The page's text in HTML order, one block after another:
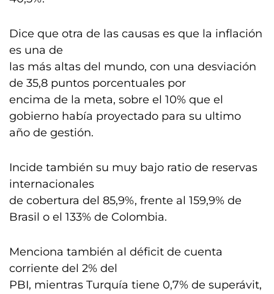
Dice que otra de las causas es que la inflación
es una de
las más altas del mundo, con una desviación
de 35,8 puntos porcentuales por
encima de la meta, sobre el 10% que el
gobierno había proyectado para su ultimo
año de gestión.
Incide también su muy bajo ratio de reservas
internacionales
de cobertura del 85,9%, frente al 159,9% de
Brasil o el 133% de Colombia.
Menciona también al déficit de cuenta
corriente del 2% del
PBI, mientras Turquía tiene 0,7% de superávit,